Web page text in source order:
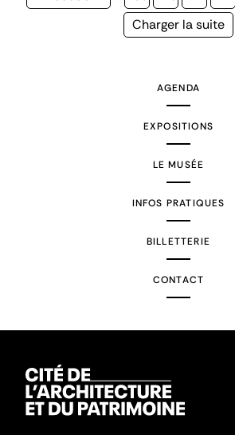
Page
Charger la suite
AGENDA
EXPOSITIONS
LE MUSÉE
INFOS PRATIQUES
BILLETTERIE
CONTACT